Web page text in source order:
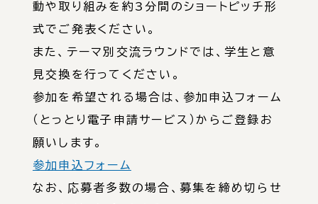
動や取り組みを約3分間のショートピッチ形
式でご発表ください。
また、テーマ別交流ラウンドでは、学生と意
見交換を行ってください。
参加を希望される場合は、参加申込フォーム
（とっとり電子申請サービス）からご登録お
願いします。
参加申込フォーム
なお、応募者多数の場合、募集を締め切らせ